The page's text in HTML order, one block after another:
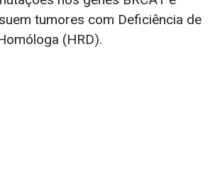
tumores com Deficiência de
(HRD).